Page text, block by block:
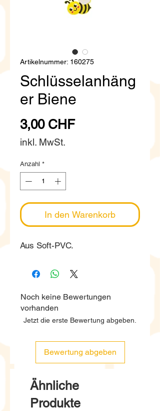
Artikelnummer: 160275
Schlüsselanhäng
er Biene
3,00 CHFPreis
inkl. MwSt.
Anzahl *
In den Warenkorb
Aus Soft-PVC.
Noch keine Bewertungen
vorhanden
Jetzt die erste Bewertung abgeben.
Bewertung abgeben
Ähnliche
Produkte